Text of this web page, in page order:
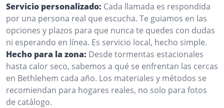
Servicio personalizado: Cada llamada es respondida
por una persona real que escucha. Te guiamos en las
opciones y plazos para que nunca te quedes con dudas
ni esperando en línea. Es servicio local, hecho simple.
Hecho para la zona: Desde tormentas estacionales
hasta calor seco, sabemos a qué se enfrentan las cercas
en Bethlehem cada año. Los materiales y métodos se
recomiendan para hogares reales, no solo para fotos
de catálogo.